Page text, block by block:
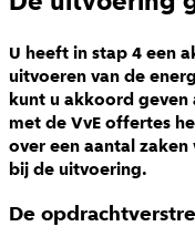
U heeft in stap 4 een
uitvoeren van de
kunt u akkoord
met de VvE offertes
over een aantal
bij de uitvoering.
De